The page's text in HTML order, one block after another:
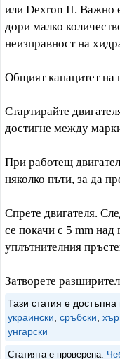
или Dexron II. Важно
дори малко
неизправност на
Общият капацитет на
Стартирайте
достигне между
При работещ
няколко пъти, за да
Спрете двигателя.
се покачи с 5 mm над
уплътнителния
Затворете
Тази статия е достъпна
украински сръбски
унгарски
Статията е проверена: